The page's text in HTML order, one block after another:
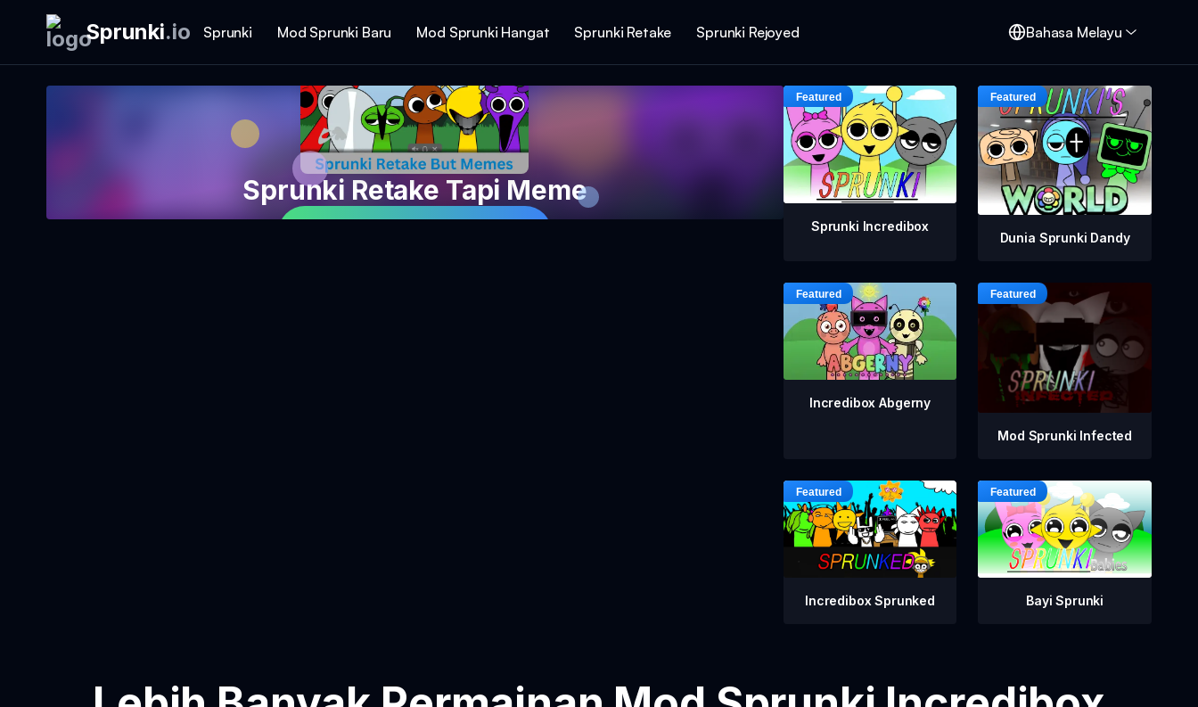
Sprunki.io Sprunki Mod Sprunki Baru Mod Sprunki Hangat Sprunki Retake Sprunki Rejoyed Bahasa Melayu
Sprunki Retake Tapi Meme
Sprunki Incredibox
Dunia Sprunki Dandy
Incredibox Abgerny
Mod Sprunki Infected
Incredibox Sprunked Bayi Sprunki